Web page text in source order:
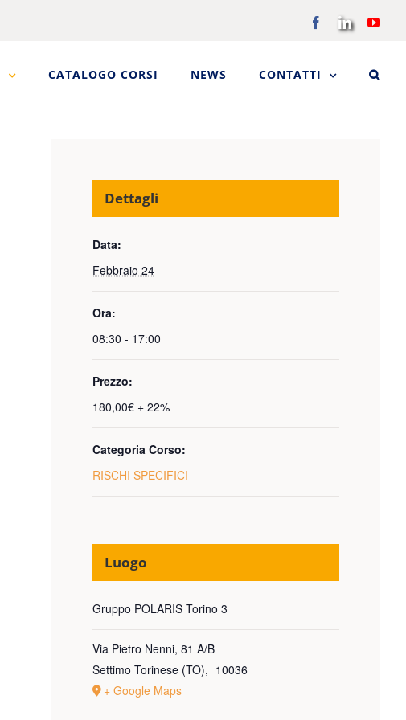
FacebookLinkedIn
CATALOGO CORSI NEWS CONTATTI
Dettagli
Data:
Febbraio 24
Ora:
08:30 - 17:00
Prezzo:
180,00€ + 22%
Categoria Corso:
RISCHI SPECIFICI
Luogo
Gruppo POLARIS Torino 3
Via Pietro Nenni, 81 A/B
Settimo Torinese (TO), 10036
+ Google Maps